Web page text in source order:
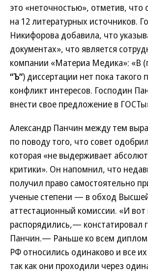
это «неточностью», отметив, что
на 12 литературных источников.
Никифорова добавила, что
документах», что является
компании «Материа Медика»: «В
“Ъ”) диссертации нет пока такого
конфликт интересов. Господин
внести свое предложение в
Александр Панчин между тем
по поводу того, что совет
которая «не выдерживает
критики». Он напомнил, что
получил право самостоятельно
ученые степени — в обход
аттестационный комиссии. «И вот
распорядились,— констатировал
Панчин.— Раньше ко всем
РФ относились одинаково и все
так как они проходили через